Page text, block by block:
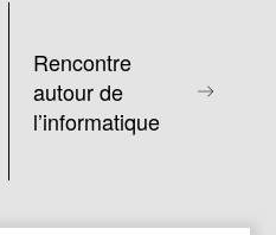
Rencontre
autour de
l’informatique